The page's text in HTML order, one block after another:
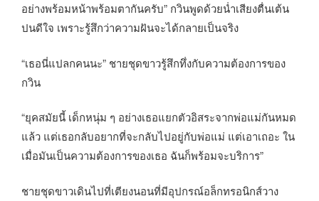
อย่างพร้อมหน้าพร้อมตากันครับ” กวินพูดด้วยน่ำเสียงตื่นเต้น
ปนดีใจ เพราะรู้สึกว่าความฝันจะได้กลายเป็นจริง
“เธอนี่แปลกคนนะ” ชายชุดขาวรู้สึกทึ่งกับความต้องการของ
กวิน
“ยุคสมัยนี้ เด็กหนุ่ม ๆ อย่างเธอแยกตัวอิสระจากพ่อแม่กันหมด
แล้ว แต่เธอกลับอยากที่จะกลับไปอยู่กับพ่อแม่ แต่เอาเถอะ ใน
เมื่อมันเป็นความต้องการของเธอ ฉันก็พร้อมจะบริการ”
ชายชุดขาวเดินไปที่เตียงนอนที่มีอุปกรณ์อล็กทรอนิกส์วาง